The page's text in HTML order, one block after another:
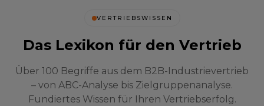
VERTRIEBSWISSEN
Das Lexikon für den Vertrieb
Über 100 Begriffe aus dem B2B-Industrievertrieb
– von ABC-Analyse bis Zielgruppenanalyse.
Fundiertes Wissen für Ihren Vertriebserfolg.